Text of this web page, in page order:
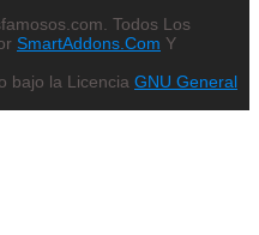
Todos Los
SmartAddons.Com Y
bajo la Licencia GNU General